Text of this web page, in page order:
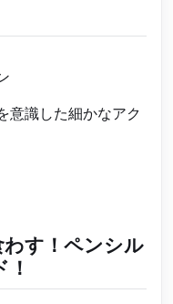
意識した細かなアク
す！ペンシル